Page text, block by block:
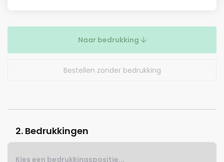
Naar bedrukking
Bestellen zonder bedrukking
2. Bedrukkingen
Kies een bedrukkingspositie...